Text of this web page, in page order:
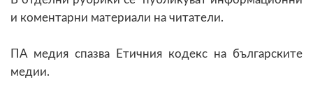
и коментарни материали на читатели.
ПА медия спазва Етичния кодекс на българските
медии.